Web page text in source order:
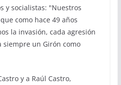
y socialistas: "Nuestros
como hace 49 años
la invasión, cada agresión
un Girón como
y a Raúl Castro,